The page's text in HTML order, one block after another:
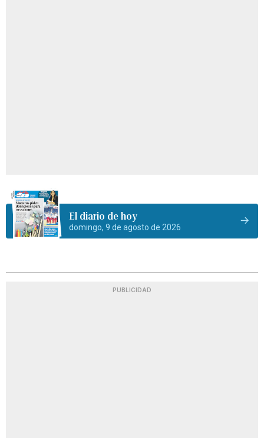
El diario de hoy
domingo, 9 de agosto de 2026
PUBLICIDAD